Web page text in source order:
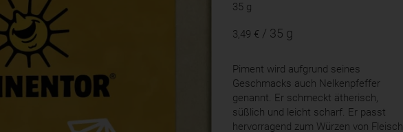
35 g
3,49 € / 35 g
Piment wird aufgrund seines
Geschmacks auch Nelkenpfeffer
genannt. Er schmeckt ätherisch,
süßlich und leicht scharf. Er passt
hervorragend zum Würzen von Fleisch,